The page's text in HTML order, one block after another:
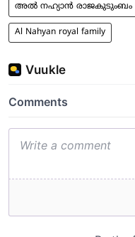
അൽ നഹ്യാൻ രാജകുടുംബം
Al Nahyan royal family